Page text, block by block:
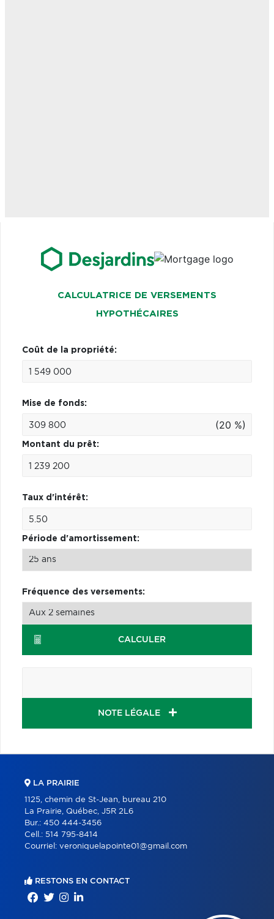
CALCULATRICE DE VERSEMENTS
HYPOTHÉCAIRES
Coût de la propriété:
Mise de fonds:
(20 %)
Montant du prêt:
Taux d'intérêt:
Période d'amortissement:
Fréquence des versements:
CALCULER
NOTE LÉGALE
LA PRAIRIE
1125, chemin de St-Jean, bureau 210
La Prairie, Québec, J5R 2L6
Bur.: 450 444-3456
Cell.: 514 795-8414
Courriel: veroniquelapointe01@gmail.com
RESTONS EN CONTACT